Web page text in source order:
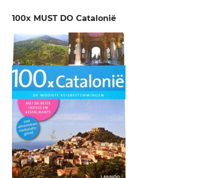
100x MUST DO Catalonië